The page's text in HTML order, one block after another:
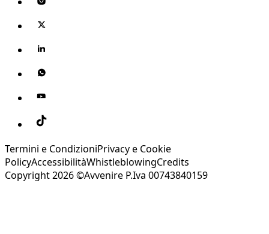
Termini e CondizioniPrivacy e Cookie
PolicyAccessibilitàWhistleblowingCredits
Copyright 2026 ©Avvenire P.Iva 00743840159